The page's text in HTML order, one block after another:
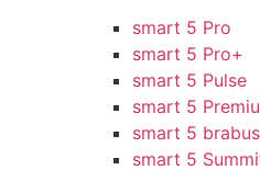
smart 5 Pro
smart 5 Pro+
smart 5 Pulse
smart 5
smart 5 brabus
smart 5